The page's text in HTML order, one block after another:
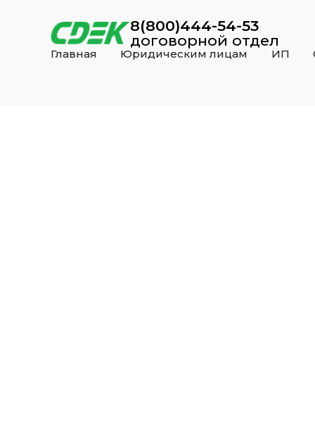
8(800)444-54-53
договорной отдел
Главная Юридическим лицам ИП